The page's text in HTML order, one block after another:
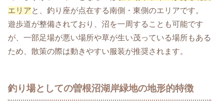
エリアと、釣り座が点在する南側・東側のエリアです。
遊歩道が整備されており、沼を一周することも可能です
が、一部足場が悪い場所や草が生い茂っている場所もある
ため、散策の際は動きやすい服装が推奨されます。
釣り場としての曽根沼湖岸緑地の地形的特徴